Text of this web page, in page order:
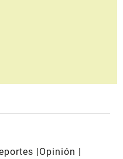
Opinión